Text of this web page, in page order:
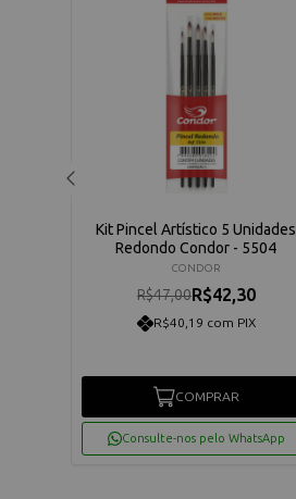
Kit Pincel Artístico 5 Unidades
Redondo Condor - 5504
CONDOR
R$47,00R$42,30
R$40,19 com PIX
COMPRAR
Consulte-nos pelo WhatsApp